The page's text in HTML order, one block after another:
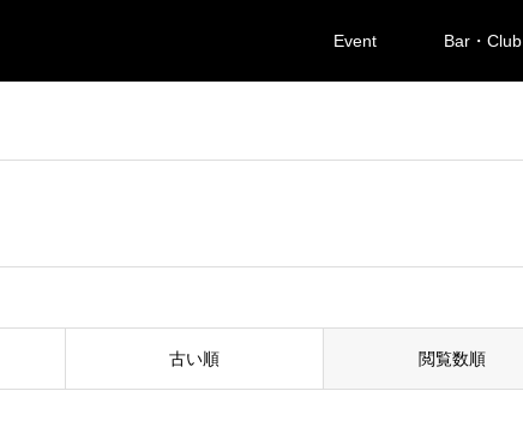
Event Bar・Club
古い順 閲覧数順